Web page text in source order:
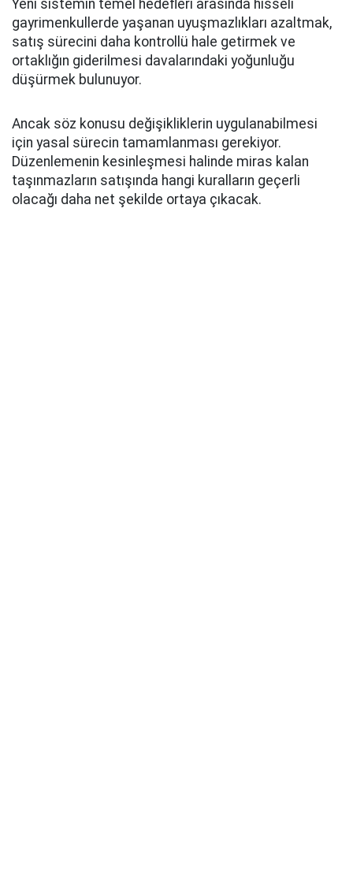
Yeni sistemin temel hedefleri arasında hisseli
gayrimenkullerde yaşanan uyuşmazlıkları azaltmak,
satış sürecini daha kontrollü hale getirmek ve
ortaklığın giderilmesi davalarındaki yoğunluğu
düşürmek bulunuyor.
Ancak söz konusu değişikliklerin uygulanabilmesi
için yasal sürecin tamamlanması gerekiyor.
Düzenlemenin kesinleşmesi halinde miras kalan
taşınmazların satışında hangi kuralların geçerli
olacağı daha net şekilde ortaya çıkacak.